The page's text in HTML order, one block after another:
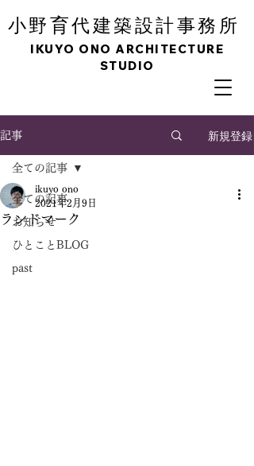
小野育代建築設計事務所
IKUYO ONO ARCHITECTURE
STUDIO
記事 新規登録
全ての記事
お知らせ
ひとことBLOG
past
全ての記事
ランドマーク
ikuyo ono
2021年2月9日